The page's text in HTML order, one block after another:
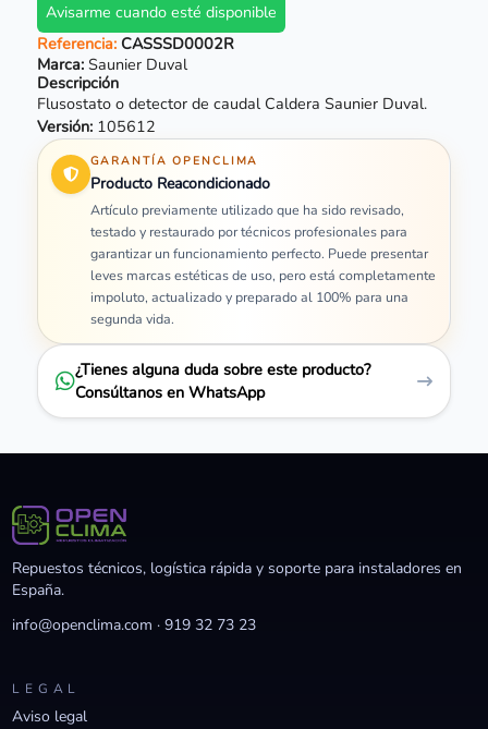
Avisarme cuando esté disponible
Referencia:CASSSD0002R
Marca: Saunier Duval
Descripción
Flusostato o detector de caudal Caldera Saunier Duval.
Versión:105612
GARANTÍA OPENCLIMA
Producto Reacondicionado
Artículo previamente utilizado que ha sido revisado,
testado y restaurado por técnicos profesionales para
garantizar un funcionamiento perfecto. Puede presentar
leves marcas estéticas de uso, pero está completamente
impoluto, actualizado y preparado al 100% para una
segunda vida.
¿Tienes alguna duda sobre este producto?
Consúltanos en WhatsApp
Repuestos técnicos, logística rápida y soporte para instaladores en
España.
info@openclima.com ·919 32 73 23
LEGAL
Aviso legal